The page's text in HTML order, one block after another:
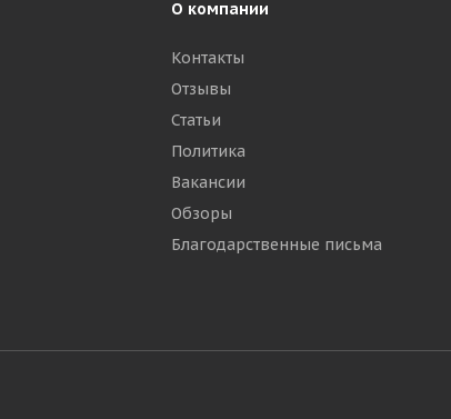
О компании
Контакты
Отзывы
Статьи
Политика
Вакансии
Обзоры
Благодарственные письма